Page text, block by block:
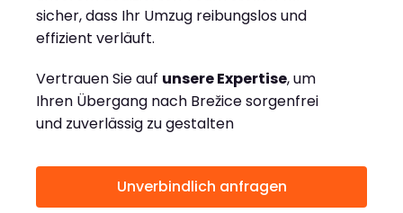
sicher, dass Ihr Umzug reibungslos und
effizient verläuft.
Vertrauen Sie auf unsere Expertise, um
Ihren Übergang nach Brežice sorgenfrei
und zuverlässig zu gestalten
Unverbindlich anfragen